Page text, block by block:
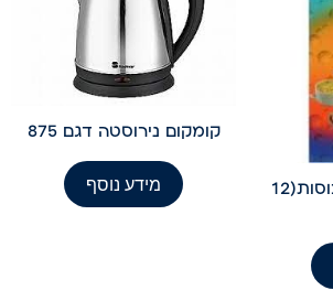
מיחם חשמלי 60 כוסות(12
קומקום נירוסטה דגם 875
מידע נוסף